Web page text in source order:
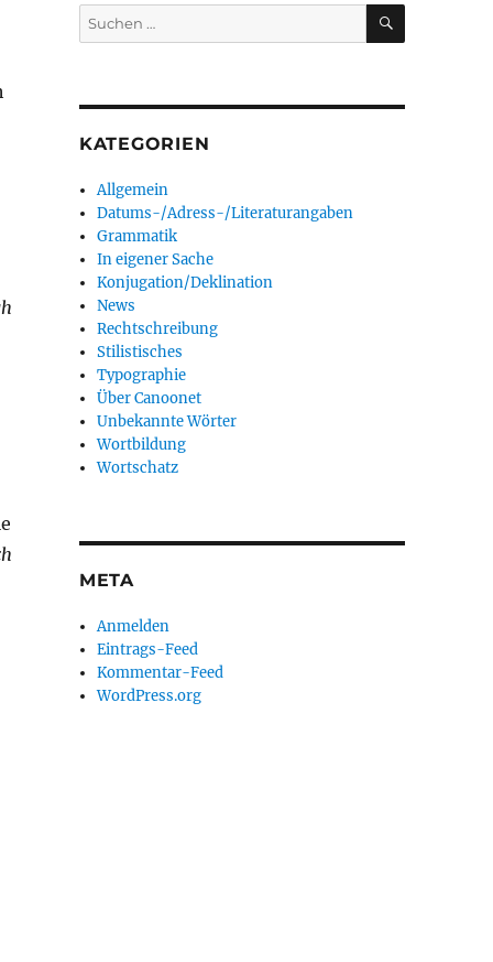
Suchen
nach:
SUCHEN
KATEGORIEN
Allgemein
Datums-/Adress-/Literaturangaben
Grammatik
In eigener Sache
Konjugation/Deklination
News
Rechtschreibung
Stilistisches
Typographie
Über Canoonet
Unbekannte Wörter
Wortbildung
Wortschatz
META
Anmelden
Eintrags-Feed
Kommentar-Feed
WordPress.org